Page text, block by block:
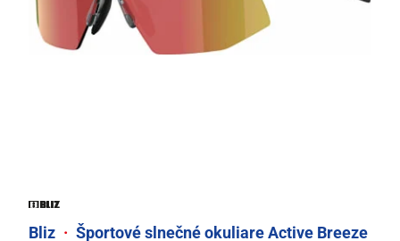
Bliz · Športové slnečné okuliare Active Breeze